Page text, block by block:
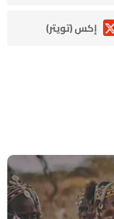
إكس (تويتر)